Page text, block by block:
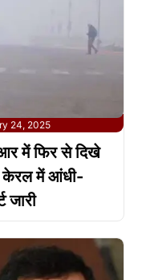
24, 2025
में फिर से दिखे
केरल में आंधी-
जारी